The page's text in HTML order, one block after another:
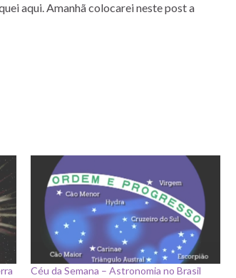
aqui. Amanhã colocarei neste post a
Céu da Semana – Astronomia no Brasil